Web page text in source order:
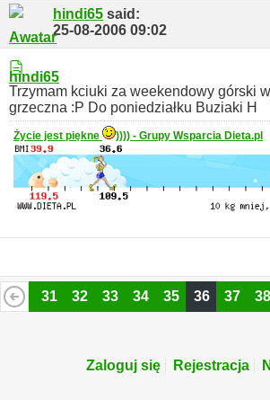
hindi65 said:
25-08-2006 09:02
Trzymam kciuki za weekendowy górski
grzeczna :P Do poniedziałku Buziaki H
Życie jest piękne )))) - Grupy Wsparcia Dieta.pl
30 31 32 33 34 35 36 37 38
Zaloguj się Rejestracja